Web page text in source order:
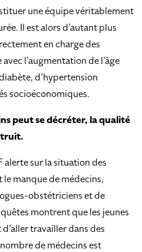
une équipe véritablement
Il est alors d’autant plus
en charge des
l’augmentation de l’âge
d’hypertension
socioéconomiques.
peut se décréter, la qualité
alerte sur la situation des
manque de médecins,
obstétriciens et de
montrent que les jeunes
travailler dans des
de médecins est